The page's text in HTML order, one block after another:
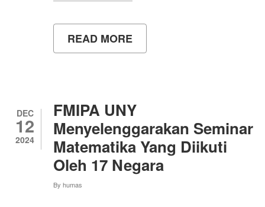
READ MORE
DELIBERATIVE
DEGREE
FMIPA
DAN
WESTERN
SIDNEY
UNIVERSITY
DEC
12
2024
FMIPA UNY
Menyelenggarakan Seminar
Matematika Yang Diikuti
Oleh 17 Negara
By humas